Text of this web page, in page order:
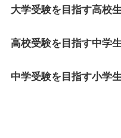
大学受験を目指す高校
高校受験を目指す中学
中学受験を目指す小学